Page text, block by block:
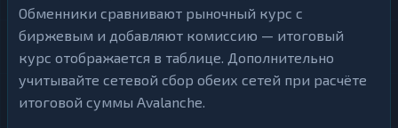
Обменники сравнивают рыночный курс с
биржевым и добавляют комиссию — итоговый
курс отображается в таблице. Дополнительно
учитывайте сетевой сбор обеих сетей при расчёте
итоговой суммы Avalanche.